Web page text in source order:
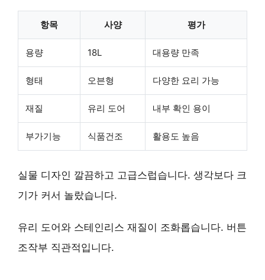
항목 사양 평가
용량 18L 대용량 만족
형태 오븐형 다양한 요리 가능
재질 유리 도어 내부 확인 용이
부가기능 식품건조 활용도 높음
실물 디자인 깔끔하고 고급스럽습니다. 생각보다 크
기가 커서 놀랐습니다.
유리 도어와 스테인리스 재질이 조화롭습니다. 버튼
조작부 직관적입니다.